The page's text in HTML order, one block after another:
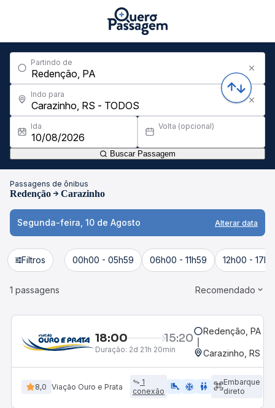
Partindo de
Indo para
Ida Volta (opcional)
Buscar Passagem
Passagens de ônibus
Redenção Carazinho
Segunda-feira, 10 de Agosto Alterar data
Filtros 00h00 - 05h59 06h00 - 11h59 12h00 -
1 passagens Recomendado
18:00 15:20
Duração: 2d 21h 20min
Redenção, PA
Carazinho, RS -
8,0 Viação Ouro e Prata
1
conexão
airline_seat_legroom_extra ac_unit WC
Embarque
direto